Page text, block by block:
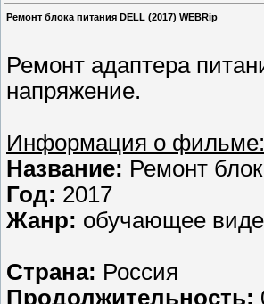
Ремонт блока питания DELL (2017) WEBRip
Ремонт адаптера
напряжение.
Информация о фильме:
Название: Ремонт
Год: 2017
Жанр: обучающее
Страна: Россия
Продолжительность: